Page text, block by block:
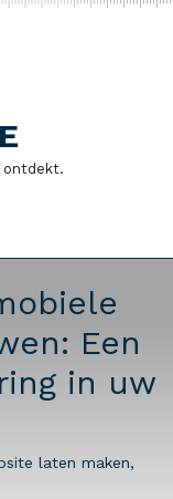
ontdekt.
Een
in uw
laten maken,